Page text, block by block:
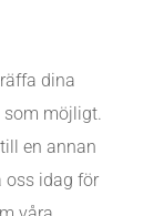
dina
som möjligt.
en annan
oss idag för